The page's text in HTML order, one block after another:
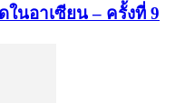
นอาเซียน – ครั้งที่ 9